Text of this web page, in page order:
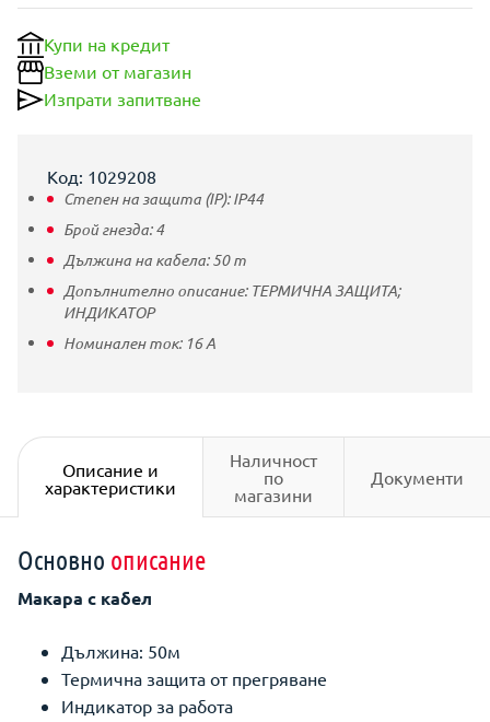
Купи на кредит
Вземи от магазин
Изпрати запитване
Код: 1029208
Степен на защита (IP):IP44
Брой гнезда:4
Дължина на кабела:50m
Допълнително описание: ТЕРМИЧНА ЗАЩИТА;
ИНДИКАТОР
Номинален ток: 16A
Описание и
характеристики
Наличност
по
магазини
Документи
Основно описание
Макара с кабел
Дължина: 50м
Термична защита от прегряване
Индикатор за работа